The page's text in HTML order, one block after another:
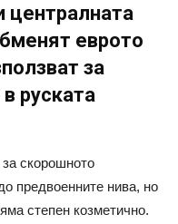
централната
еврото
за
руската
скорошното
предвоенните нива, но
степен козметично.